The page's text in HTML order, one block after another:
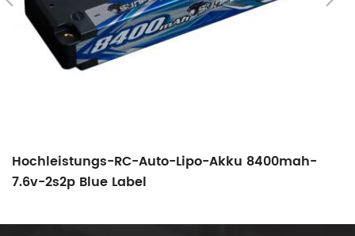
Hochleistungs-RC-Auto-Lipo-Akku 8400mah-
7.6v-2s2p Blue Label